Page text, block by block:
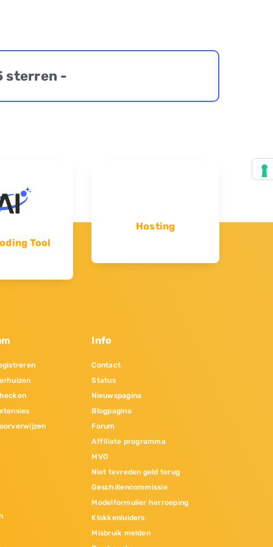
sterren -
Tool
Hosting
Info
Contact
Status
Nieuwspagina
Blogpagina
Forum
Affiliate programma
MVO
Niet tevreden geld terug
Geschillencommissie
Modelformulier herroeping
Klokkenluiders
Misbruik melden